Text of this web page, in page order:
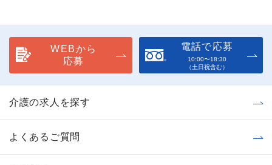
WEBから
応募
電話で応募
10:00〜18:30
（土日祝含む）
介護の求人を探す
よくあるご質問